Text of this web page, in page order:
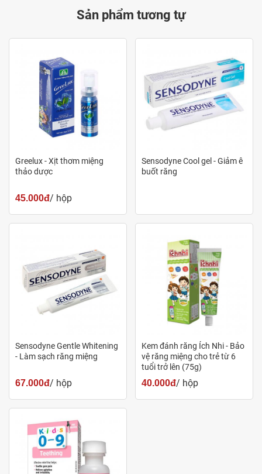
Sản phẩm tương tự
Greelux - Xịt thơm miệng
thảo dược
45.000đ/ hộp
Sensodyne Cool gel - Giảm ê
buốt răng
Sensodyne Gentle Whitening
- Làm sạch răng miệng
67.000đ/ hộp
Kem đánh răng Ích Nhi - Bảo
vệ răng miệng cho trẻ từ 6
tuổi trở lên (75g)
40.000đ/ hộp